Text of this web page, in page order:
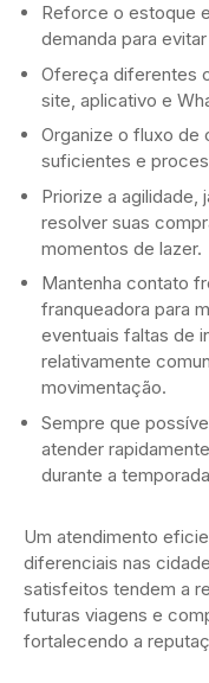
Reforce o estoque
demanda para
Ofereça diferentes
site, aplicativo e
Organize o fluxo de
suficientes e
Priorize a agilidade,
resolver suas
momentos de lazer.
Mantenha contato
franqueadora para
eventuais faltas de
relativamente
movimentação.
Sempre que
atender
durante a
Um atendimento
diferenciais nas
satisfeitos tendem a
futuras viagens e
fortalecendo a